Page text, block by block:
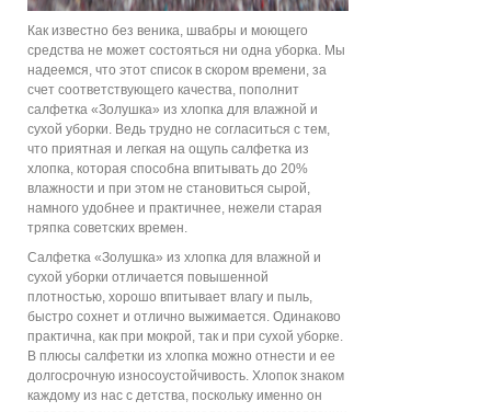
Как известно без веника, швабры и моющего
средства не может состояться ни одна уборка. Мы
надеемся, что этот список в скором времени, за
счет соответствующего качества, пополнит
салфетка «Золушка» из хлопка для влажной и
сухой уборки. Ведь трудно не согласиться с тем,
что приятная и легкая на ощупь салфетка из
хлопка, которая способна впитывать до 20%
влажности и при этом не становиться сырой,
намного удобнее и практичнее, нежели старая
тряпка советских времен.
Салфетка «Золушка» из хлопка для влажной и
сухой уборки отличается повышенной
плотностью, хорошо впитывает влагу и пыль,
быстро сохнет и отлично выжимается. Одинаково
практична, как при мокрой, так и при сухой уборке.
В плюсы салфетки из хлопка можно отнести и ее
долгосрочную износоустойчивость. Хлопок знаком
каждому из нас с детства, поскольку именно он